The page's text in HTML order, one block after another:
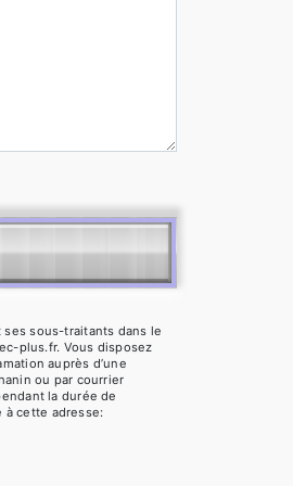
sous-traitants dans le
plus.fr. Vous disposez
auprès d’une
ou par courrier
la durée de
cette adresse: